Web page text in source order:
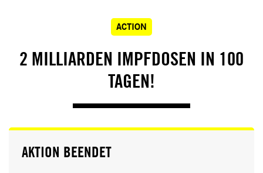
ACTION
2 MILLIARDEN IMPFDOSEN IN 100
TAGEN!
AKTION BEENDET